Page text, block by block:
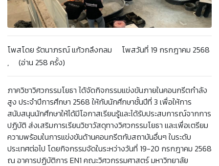
โพสโดย รัตนาภรณ์ แก้วกลึงกลม โพสวันที่ 19 กรกฎาคม 2568
, (อ่าน 258 ครั้ง)
ภาควิชาวิศวกรรมโยธา ได้จัดกิจกรรมแข่งขันภายในคอนกรีตกำลัง
สูง ประจำปีการศึกษา 2568 ให้กับนักศึกษาชั้นปีที่ 3 เพื่อให้การ
สนับสนุนนักศึกษาให้ได้มีโอกาสเรียนรู้และได้รับประสบการณ์จากการ
ปฏิบัติ ส่งเสริมการเรียนวิชาวัสดุทางวิศวกรรมโยธา และเพื่อเตรียม
ความพร้อมในการแข่งขันด้านคอนกรีตกับสถาบันอื่นๆ ในระดับ
ประเทศต่อไป โดยกิจกรรมจัดในระหว่างวันที่ 19-20 กรกฎาคม 2568
ณ อาคารปฏิบัติการ EN1 คณะวิศวกรรมศาสตร์ มหาวิทยาลัย